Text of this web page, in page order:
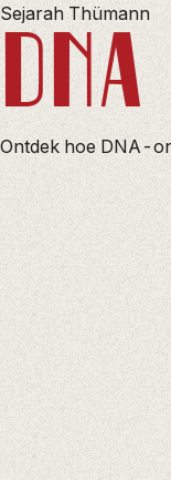
Sejarah Thümann
DNA
Ontdek hoe DNA-